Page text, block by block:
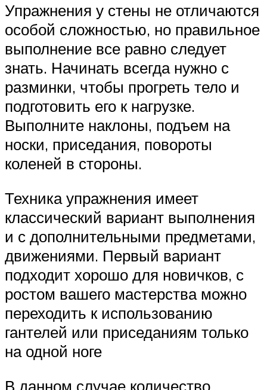
Упражнения у стены не отличаются
особой сложностью, но правильное
выполнение все равно следует
знать. Начинать всегда нужно с
разминки, чтобы прогреть тело и
подготовить его к нагрузке.
Выполните наклоны, подъем на
носки, приседания, повороты
коленей в стороны.
Техника упражнения имеет
классический вариант выполнения
и с дополнительными предметами,
движениями. Первый вариант
подходит хорошо для новичков, с
ростом вашего мастерства можно
переходить к использованию
гантелей или приседаниям только
на одной ноге
В данном случае количество